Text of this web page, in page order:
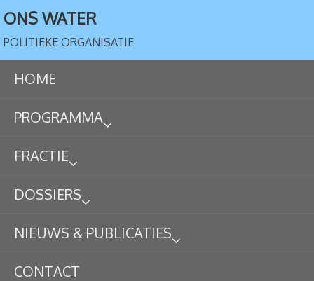
ONS WATER
POLITIEKE ORGANISATIE
HOME
PROGRAMMA
FRACTIE
DOSSIERS
NIEUWS & PUBLICATIES
CONTACT